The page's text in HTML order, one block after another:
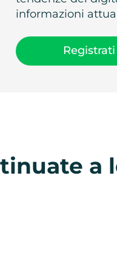
informazioni
Registrati
a